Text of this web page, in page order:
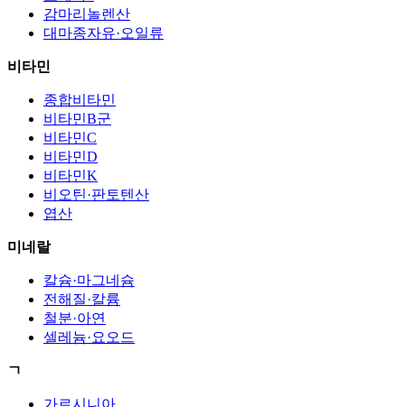
감마리놀렌산
대마종자유·오일류
비타민
종합비타민
비타민B군
비타민C
비타민D
비타민K
비오틴·판토텐산
엽산
미네랄
칼슘·마그네슘
전해질·칼륨
철분·아연
셀레늄·요오드
ㄱ
가르시니아